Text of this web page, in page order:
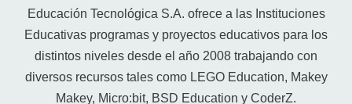
Educación Tecnológica S.A. ofrece a las Instituciones
Educativas programas y proyectos educativos para los
distintos niveles desde el año 2008 trabajando con
diversos recursos tales como LEGO Education, Makey
Makey, Micro:bit, BSD Education y CoderZ.